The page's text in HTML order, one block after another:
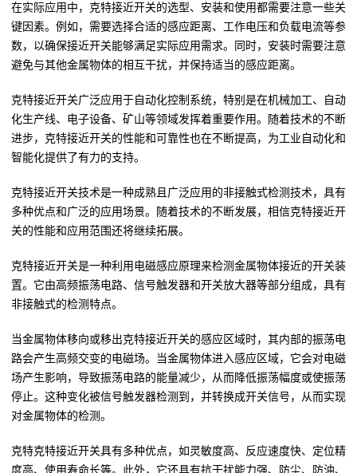
在实际应用中，克特接近开关的选型、安装和使用都需要注意一些关
键因素。例如，需要选择合适的感应距离、工作电压和负载电流等参
数，以确保接近开关能够满足实际应用需求。同时，安装时需要注意
避免与其他金属物体的相互干扰，并保持适当的感应距离。
克特接近开关广泛应用于自动化控制系统，特别是在机械加工、自动
化生产线、电子设备、矿山等领域发挥着重要作用。随着技术的不断
进步，克特接近开关的性能和可靠性也在不断提高，为工业自动化和
智能化提供了有力的支持。
克特接近开关技术是一种成熟且广泛应用的非接触式检测技术，具有
多种优点和广泛的应用场景。随着技术的不断发展，相信克特接近开
关的性能和应用范围还将继续拓展。
克特接近开关是一种利用电磁感应原理来检测金属物体接近的开关装
置。它由高频振荡电路、信号触发器和开关放大器等部分组成，具有
非接触式的检测特点。
当金属物体移向或移出克特接近开关的感应区域时，其内部的振荡电
路会产生高频交变的电磁场。当金属物体进入感应区域，它会对电磁
场产生影响，导致振荡电路的能量减少，从而降低振荡幅度或使振荡
停止。这种变化被信号触发器检测到，并转换成开关信号，从而实现
对金属物体的检测。
克特克特接近开关具有多种优点，如灵敏度高、反应速度快、定位精
度高、使用寿命长等。此外，它还具有抗干扰能力强、防尘、防油、